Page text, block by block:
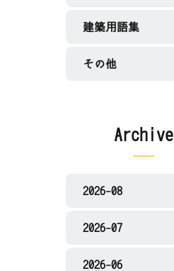
建築用語集
その他
Archive
2026-08
2026-07
2026-06